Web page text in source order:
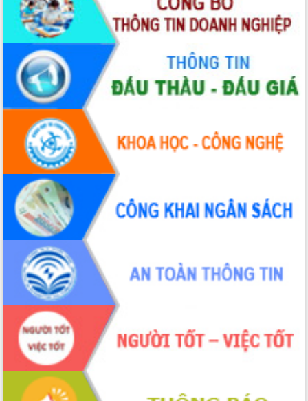
Xây dựng nông thôn mới: Nâng cao đời
sống người dân từ những mô hình thiết
thực
Quyết liệt tháo gỡ vướng mắc, đẩy
nhanh tiến độ các dự án trọng điểm
trong Khu kinh tế Nam Phú Yên
Hòn Yến phát triển du lịch gắn với bảo
tồn biển
Lấy ý kiến điều chỉnh Quy hoạch tỉnh
Đắk Lắk thời kỳ 2021-2030, tầm nhìn
đến năm 2050
Phát động chiến dịch 30 ngày đêm
giải phóng mặt bằng Tuyến đường bộ
ven biển
Đắk Lắk nỗ lực thúc đẩy tăng trưởng
kinh tế từ 10% trở lên trong Quý
Đắk Lắk ký kết thỏa thuận hợp tác về
chuyển đổi số giai đoạn 2026 – 2030
với Tập đoàn Bưu chính Viễn thông
Việt Nam
Thứ trưởng Bộ Y tế làm việc với tỉnh
Đắk Lắk về phát triển nhân lực y tế
cho trạm y tế cấp xã
Du lịch Đắk Lắk nâng tầm trải nghiệm
du khách thông qua Hệ thống cơ sở dữ
liệu và Bản đồ số